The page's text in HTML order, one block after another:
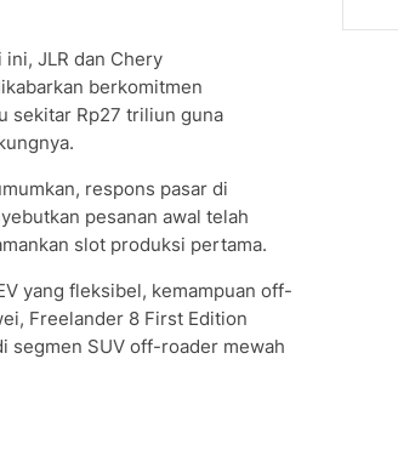
JLR dan Chery
berkomitmen
sekitar Rp27 triliun guna
respons pasar di
pesanan awal telah
slot produksi pertama.
yang fleksibel, kemampuan off-
Freelander 8 First Edition
segmen SUV off-roader mewah